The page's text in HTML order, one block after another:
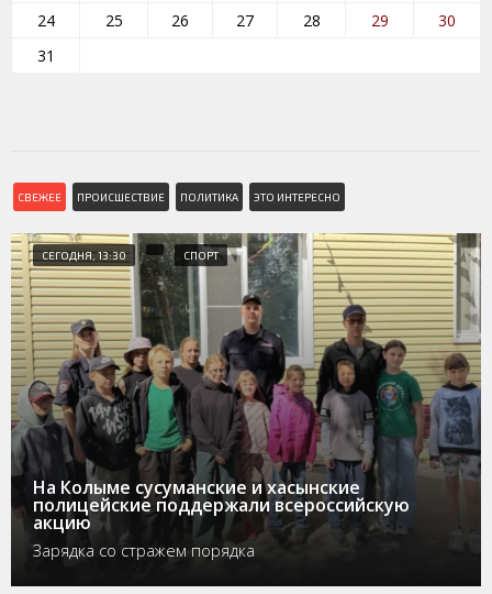
24
25 26 27 28 29
30
31
СВЕЖЕЕ ПРОИСШЕСТВИЕ ПОЛИТИКА ЭТО ИНТЕРЕСНО
СЕГОДНЯ, 13:30 СПОРТ
На Колыме сусуманские и хасынские
полицейские поддержали всероссийскую
акцию
Зарядка со стражем порядка